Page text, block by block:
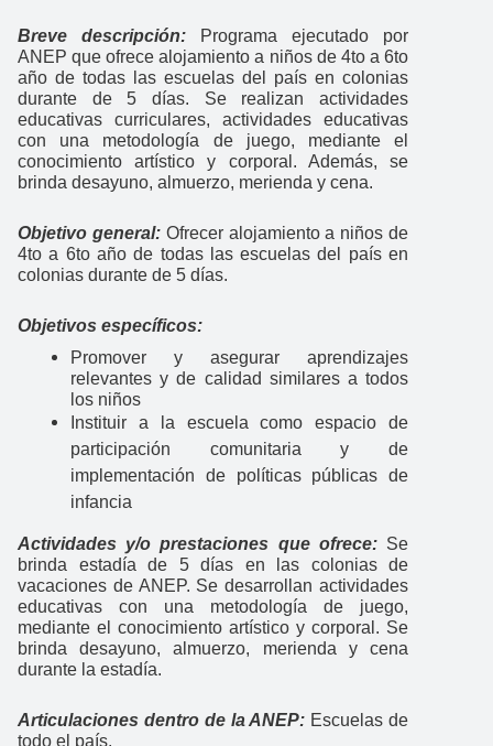
Breve descripción:
Programa ejecutado por
ANEP que ofrece alojamiento a niños de 4to a 6to
año de todas las escuelas del país en colonias
durante de 5 días. Se realizan actividades
educativas curriculares, actividades educativas
con una metodología de juego, mediante el
conocimiento artístico y corporal. Además, se
brinda desayuno, almuerzo, merienda y cena.
Objetivo general: Ofrecer alojamiento a niños de
4to a 6to año de todas las escuelas del país en
colonias durante de 5 días.
Objetivos específicos:
Promover y asegurar aprendizajes
relevantes y de calidad similares a todos
los niños
Instituir a la escuela como espacio de
participación comunitaria y de
implementación de políticas públicas de
infancia
Actividades y/o prestaciones que ofrece: Se
brinda estadía de 5 días en las colonias de
vacaciones de ANEP. Se desarrollan actividades
educativas con una metodología de juego,
mediante el conocimiento artístico y corporal. Se
brinda desayuno, almuerzo, merienda y cena
durante la estadía.
Articulaciones dentro de la ANEP: Escuelas de
todo el país.